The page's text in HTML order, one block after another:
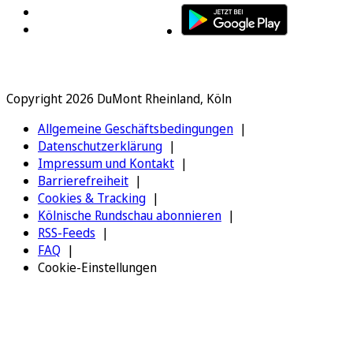
Copyright 2026 DuMont Rheinland, Köln
Allgemeine Geschäftsbedingungen
Datenschutzerklärung
Impressum und Kontakt
Barrierefreiheit
Cookies & Tracking
Kölnische Rundschau abonnieren
RSS-Feeds
FAQ
Cookie-Einstellungen